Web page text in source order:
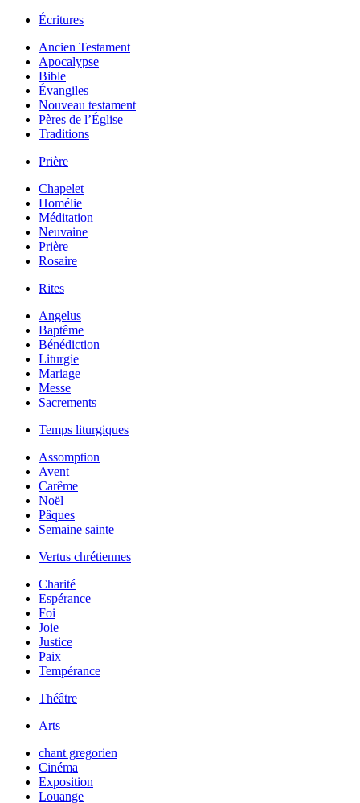
Écritures
Ancien Testament
Apocalypse
Bible
Évangiles
Nouveau testament
Pères de l’Église
Traditions
Prière
Chapelet
Homélie
Méditation
Neuvaine
Prière
Rosaire
Rites
Angelus
Baptême
Bénédiction
Liturgie
Mariage
Messe
Sacrements
Temps liturgiques
Assomption
Avent
Carême
Noël
Pâques
Semaine sainte
Vertus chrétiennes
Charité
Espérance
Foi
Joie
Justice
Paix
Tempérance
Théâtre
Arts
chant gregorien
Cinéma
Exposition
Louange